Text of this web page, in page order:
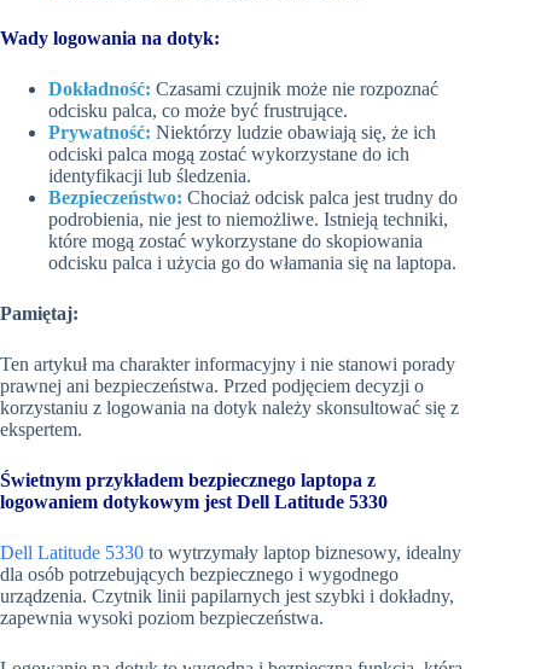
Wady logowania na dotyk:
Dokładność: Czasami czujnik może nie rozpoznać
odcisku palca, co może być frustrujące.
Prywatność: Niektórzy ludzie obawiają się, że ich
odciski palca mogą zostać wykorzystane do ich
identyfikacji lub śledzenia.
Bezpieczeństwo: Chociaż odcisk palca jest trudny do
podrobienia, nie jest to niemożliwe. Istnieją techniki,
które mogą zostać wykorzystane do skopiowania
odcisku palca i użycia go do włamania się na laptopa.
Pamiętaj:
Ten artykuł ma charakter informacyjny i nie stanowi porady
prawnej ani bezpieczeństwa. Przed podjęciem decyzji o
korzystaniu z logowania na dotyk należy skonsultować się z
ekspertem.
Świetnym przykładem bezpiecznego laptopa z
logowaniem dotykowym jest Dell Latitude 5330
Dell Latitude 5330 to wytrzymały laptop biznesowy, idealny
dla osób potrzebujących bezpiecznego i wygodnego
urządzenia. Czytnik linii papilarnych jest szybki i dokładny,
zapewnia wysoki poziom bezpieczeństwa.